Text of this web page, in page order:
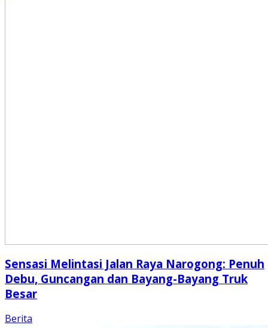
Sensasi Melintasi Jalan Raya Narogong: Penuh
Debu, Guncangan dan Bayang-Bayang Truk
Besar
Berita